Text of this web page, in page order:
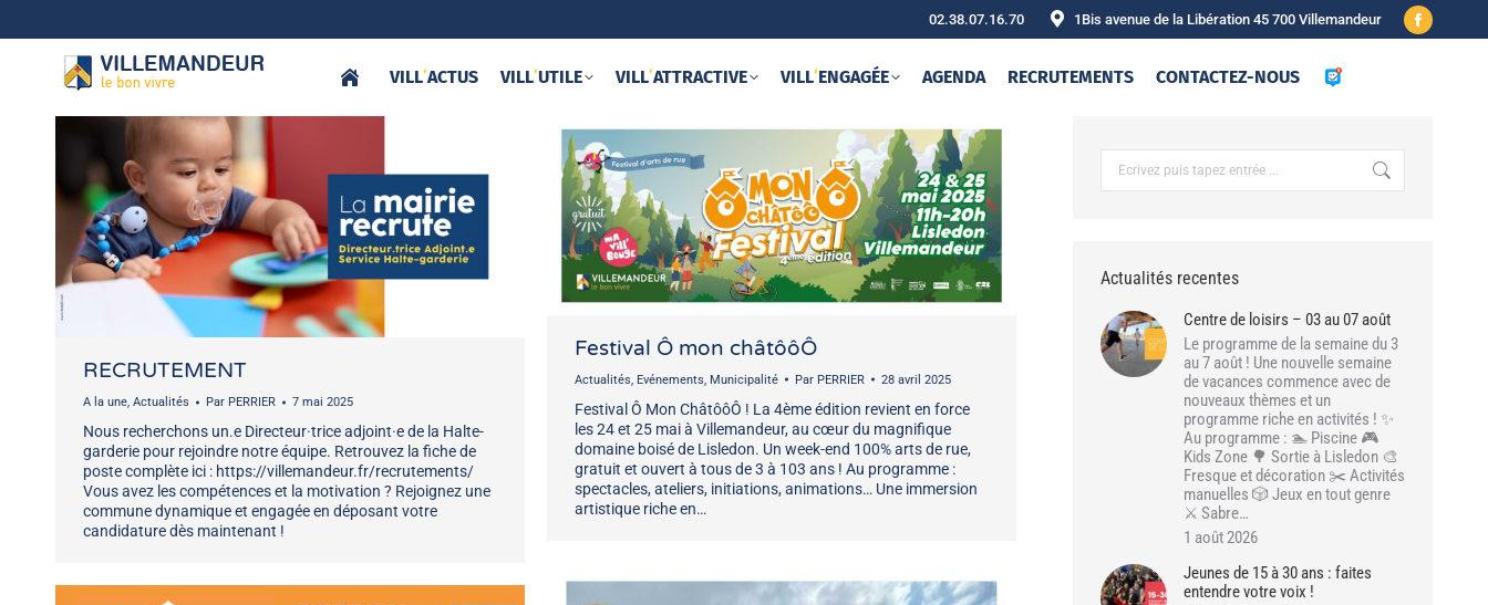
02.38.07.16.70 1Bis avenue de la Libération 45 700 Villemandeur
Facebook
VILL‘ACTUS VILL‘UTILE VILL‘ATTRACTIVE VILL‘ENGAGÉE AGENDA RECRUTEMENTS CONTACTEZ-NOUS
RECRUTEMENT
A la une, Actualités Par PERRIER 7 mai 2025
Nous recherchons un.e Directeur·trice adjoint·e de la Halte-
garderie pour rejoindre notre équipe. Retrouvez la fiche de
poste complète ici : https://villemandeur.fr/recrutements/
Vous avez les compétences et la motivation ? Rejoignez une
commune dynamique et engagée en déposant votre
candidature dès maintenant !
Festival Ô mon châtôôÔ
Actualités, Evénements, Municipalité Par PERRIER 28 avril 2025
Festival Ô Mon ChâtôôÔ ! La 4ème édition revient en force
les 24 et 25 mai à Villemandeur, au cœur du magnifique
domaine boisé de Lisledon. Un week-end 100% arts de rue,
gratuit et ouvert à tous de 3 à 103 ans ! Au programme :
spectacles, ateliers, initiations, animations… Une immersion
artistique riche en…
Actualités recentes
Centre de loisirs – 03 au 07 août
Le programme de la semaine du 3
au 7 août ! Une nouvelle semaine
de vacances commence avec de
nouveaux thèmes et un
programme riche en activités ! ✨
Au programme : 🏊 Piscine 🎮
Kids Zone 🌳 Sortie à Lisledon 🎨
Fresque et décoration ✂️ Activités
manuelles 🎲 Jeux en tout genre
⚔️ Sabre…
1 août 2026
Jeunes de 15 à 30 ans : faites
entendre votre voix !